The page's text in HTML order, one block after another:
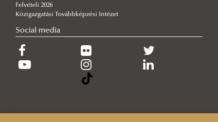
Felvételi 2026
Közigazgatási Továbbképzési Intézet
Social media